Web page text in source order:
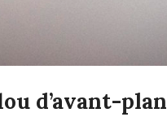
d’avant-plan